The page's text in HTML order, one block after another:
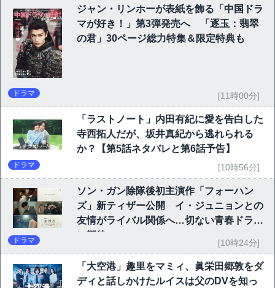
ジャン・リンホーが表紙を飾る「中国ドラ
マが好き！」第3弾発売へ 「逐玉：翡翠
の君」30ページ総力特集＆限定特典も
ドラマ [11時00分]
「ラストノート」内田有紀に愛を告白した
寺西拓人だが、坂井真紀から逃れられる
か？【第5話ネタバレと第6話予告】
ドラマ [10時56分]
ソン・ガン除隊後初主演作「フォーハン
ズ」新ティザー公開 イ・ジュニョンとの
友情がライバル関係へ…切ない青春ドラマ
に期待
ドラマ [10時24分]
「大空港」趣里をマミィ、眞栄田郷敦をダ
ディと話しかけたルイスは父のDVを知っ